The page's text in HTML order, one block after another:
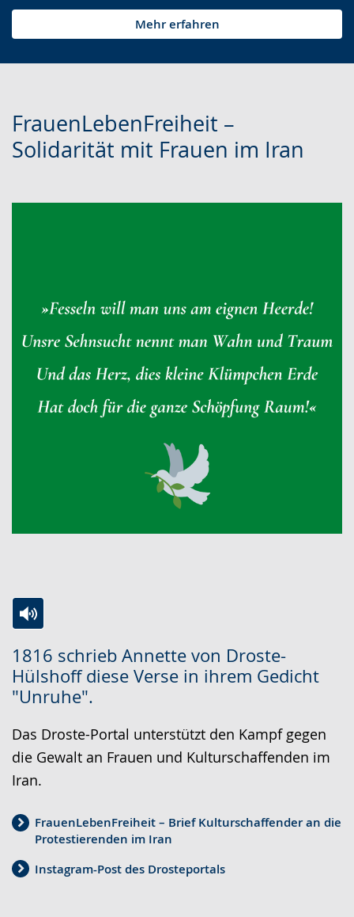
Mehr erfahren
FrauenLebenFreiheit –
Solidarität mit Frauen im Iran
1816 schrieb Annette von Droste-
Hülshoff diese Verse in ihrem Gedicht
"Unruhe".
Leichten
Sprache
wechseln.
Audio-
Unterstützung.
Video
in
Deutscher
Gebärdensprache
wird
angezeigt.
Das Droste-Portal unterstützt den Kampf gegen
die Gewalt an Frauen und Kulturschaffenden im
Iran.
FrauenLebenFreiheit – Brief Kulturschaffender an die
Protestierenden im Iran
Instagram-Post des Drosteportals